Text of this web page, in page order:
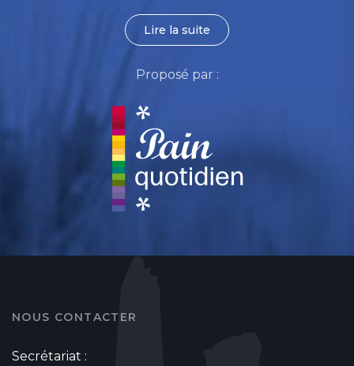
Lire la suite
Proposé par :
NOUS CONTACTER
Secrétariat :